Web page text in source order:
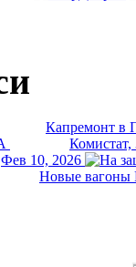
Капремонт в
Комистат,
Фев 10, 2026
Новые вагоны